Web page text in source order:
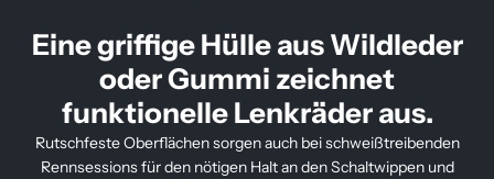
Eine griffige Hülle aus Wildleder
oder Gummi zeichnet
funktionelle Lenkräder aus.
Rutschfeste Oberflächen sorgen auch bei schweißtreibenden
Rennsessions für den nötigen Halt an den Schaltwippen und